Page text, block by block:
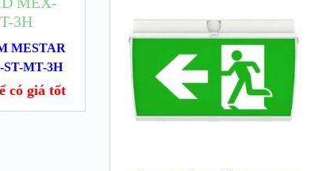
MESTAR
MT-3H
có giá tốt